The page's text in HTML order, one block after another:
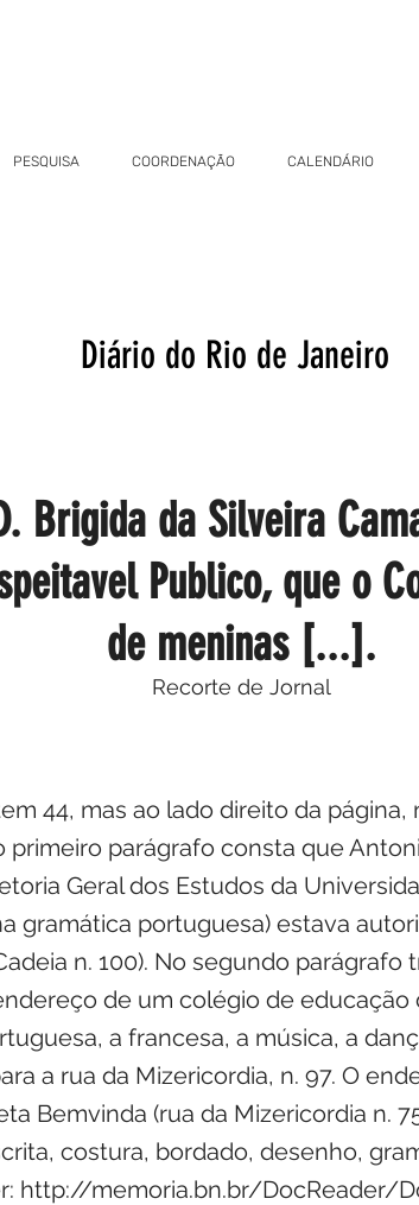
PESQUISA COORDENAÇÃO CALENDÁRIO
Diário do Rio de Janeiro
Recorte de Jornal
Brigida da Silveira
Publico, que o
de meninas [...].
44, mas ao lado direito da
primeiro parágrafo consta que
Geral dos Estudos da
gramática portuguesa) estava
n. 100). No segundo
de um colégio de educação
a francesa, a música, a
a rua da Mizericordia, n. 97. O
Bemvinda (rua da Mizericordia n.
costura, bordado, desenho,
http://memoria.bn.br/DocReader/